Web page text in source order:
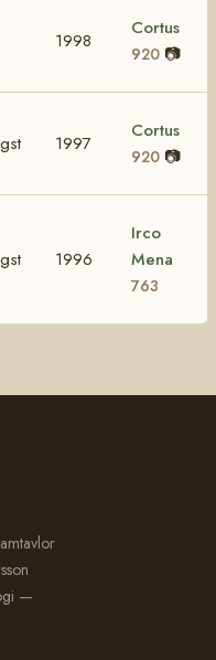
1998
Cortus
920 📷
1997
Cortus
920 📷
1996
Irco
Mena
763
—